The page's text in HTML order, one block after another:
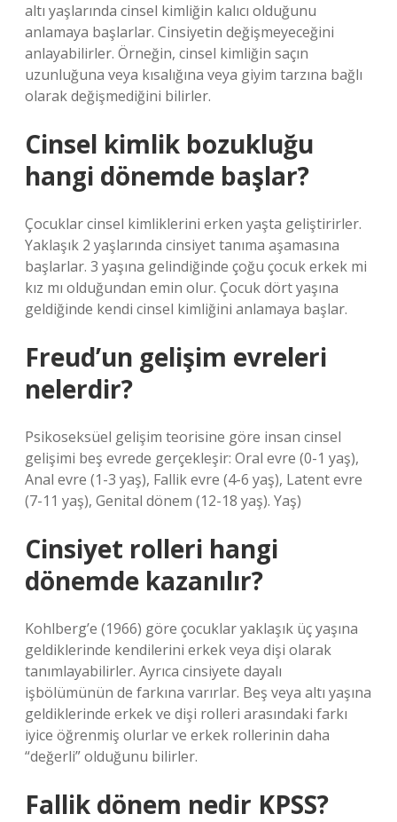
altı yaşlarında cinsel kimliğin kalıcı olduğunu
anlamaya başlarlar. Cinsiyetin değişmeyeceğini
anlayabilirler. Örneğin, cinsel kimliğin saçın
uzunluğuna veya kısalığına veya giyim tarzına bağlı
olarak değişmediğini bilirler.
Cinsel kimlik bozukluğu
hangi dönemde başlar?
Çocuklar cinsel kimliklerini erken yaşta geliştirirler.
Yaklaşık 2 yaşlarında cinsiyet tanıma aşamasına
başlarlar. 3 yaşına gelindiğinde çoğu çocuk erkek mi
kız mı olduğundan emin olur. Çocuk dört yaşına
geldiğinde kendi cinsel kimliğini anlamaya başlar.
Freud’un gelişim evreleri
nelerdir?
Psikoseksüel gelişim teorisine göre insan cinsel
gelişimi beş evrede gerçekleşir: Oral evre (0-1 yaş),
Anal evre (1-3 yaş), Fallik evre (4-6 yaş), Latent evre
(7-11 yaş), Genital dönem (12-18 yaş). Yaş)
Cinsiyet rolleri hangi
dönemde kazanılır?
Kohlberg’e (1966) göre çocuklar yaklaşık üç yaşına
geldiklerinde kendilerini erkek veya dişi olarak
tanımlayabilirler. Ayrıca cinsiyete dayalı
işbölümünün de farkına varırlar. Beş veya altı yaşına
geldiklerinde erkek ve dişi rolleri arasındaki farkı
iyice öğrenmiş olurlar ve erkek rollerinin daha
“değerli” olduğunu bilirler.
Fallik dönem nedir KPSS?